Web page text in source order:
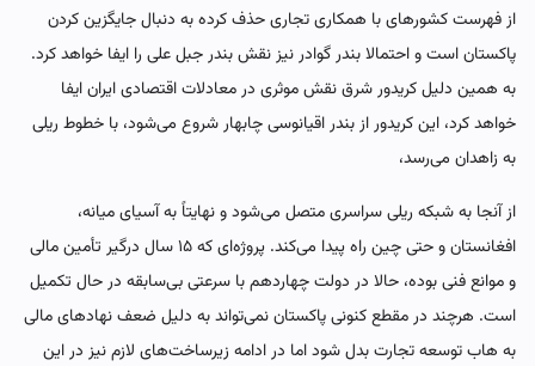
از فهرست کشورهای با همکاری تجاری حذف کرده به دنبال جایگزین کردن
پاکستان است و احتمالا بندر گوادر نیز نقش بندر جبل علی را ایفا خواهد کرد.
به همین دلیل کریدور شرق نقش موثری در معادلات اقتصادی ایران ایفا
خواهد کرد، این کریدور از بندر اقیانوسی چابهار شروع می‌شود، با خطوط ریلی
به زاهدان می‌رسد،
از آنجا به شبکه ریلی سراسری متصل می‌شود و نهایتاً به آسیای میانه،
افغانستان و حتی چین راه پیدا می‌کند. پروژه‌ای که ۱۵ سال درگیر تأمین مالی
و موانع فنی بوده، حالا در دولت چهاردهم با سرعتی بی‌سابقه در حال تکمیل
است. هرچند در مقطع کنونی پاکستان نمی‌تواند به دلیل ضعف نهادهای مالی
به هاب توسعه تجارت بدل شود اما در ادامه زیرساخت‌های لازم نیز در این